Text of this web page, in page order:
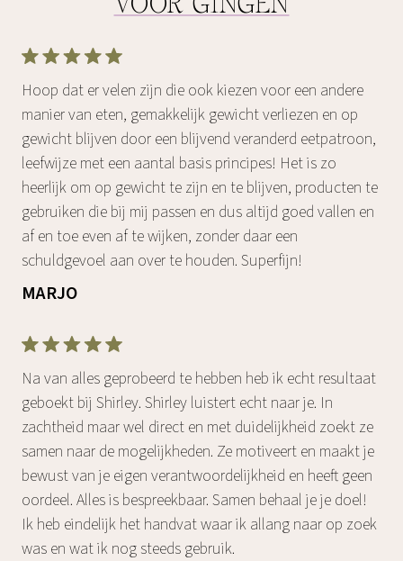
VOOR GINGEN
Hoop dat er velen zijn die ook kiezen voor een andere
manier van eten, gemakkelijk gewicht verliezen en op
gewicht blijven door een blijvend veranderd eetpatroon,
leefwijze met een aantal basis principes! Het is zo
heerlijk om op gewicht te zijn en te blijven, producten te
gebruiken die bij mij passen en dus altijd goed vallen en
af en toe even af te wijken, zonder daar een
schuldgevoel aan over te houden. Superfijn!
MARJO
Na van alles geprobeerd te hebben heb ik echt resultaat
geboekt bij Shirley. Shirley luistert echt naar je. In
zachtheid maar wel direct en met duidelijkheid zoekt ze
samen naar de mogelijkheden. Ze motiveert en maakt je
bewust van je eigen verantwoordelijkheid en heeft geen
oordeel. Alles is bespreekbaar. Samen behaal je je doel!
Ik heb eindelijk het handvat waar ik allang naar op zoek
was en wat ik nog steeds gebruik.